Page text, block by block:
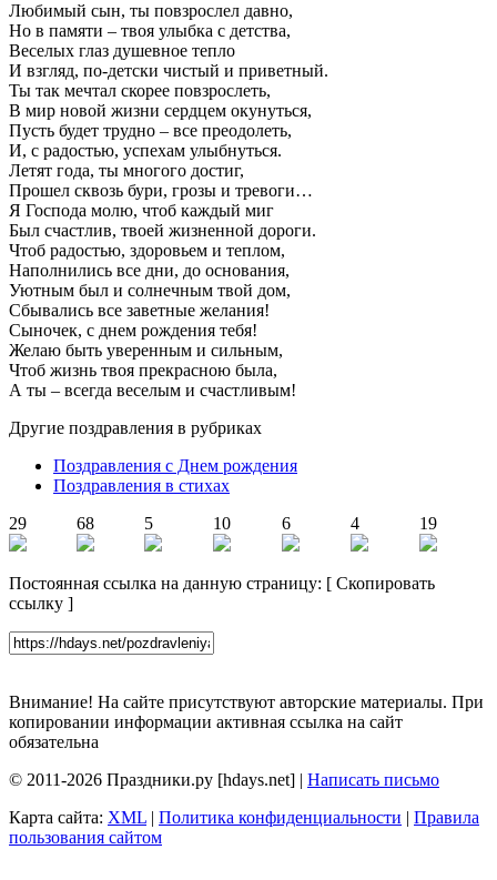
Любимый сын, ты повзрослел давно,
Но в памяти – твоя улыбка с детства,
Веселых глаз душевное тепло
И взгляд, по-детски чистый и приветный.
Ты так мечтал скорее повзрослеть,
В мир новой жизни сердцем окунуться,
Пусть будет трудно – все преодолеть,
И, с радостью, успехам улыбнуться.
Летят года, ты многого достиг,
Прошел сквозь бури, грозы и тревоги…
Я Господа молю, чтоб каждый миг
Был счастлив, твоей жизненной дороги.
Чтоб радостью, здоровьем и теплом,
Наполнились все дни, до основания,
Уютным был и солнечным твой дом,
Сбывались все заветные желания!
Сыночек, с днем рождения тебя!
Желаю быть уверенным и сильным,
Чтоб жизнь твоя прекрасною была,
А ты – всегда веселым и счастливым!
Другие поздравления в рубриках
Поздравления с Днем рождения
Поздравления в стихах
29
68 5 10 6 4 19
Постоянная ссылка на данную страницу: [ Скопировать
ссылку ]
Внимание! На сайте присутствуют авторские материалы. При
копировании информации активная ссылка на сайт
обязательна
© 2011-2026 Праздники.ру [hdays.net] | Написать письмо
Карта сайта: XML | Политика конфиденциальности | Правила
пользования сайтом